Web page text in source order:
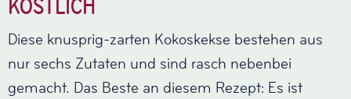
KÖSTLICH
Diese knusprig-zarten Kokoskekse bestehen aus
nur sechs Zutaten und sind rasch nebenbei
gemacht. Das Beste an diesem Rezept: Es ist